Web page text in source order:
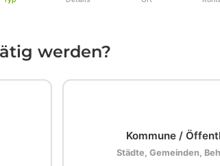
werden?
Kommune /
Städte, Gemeinden,